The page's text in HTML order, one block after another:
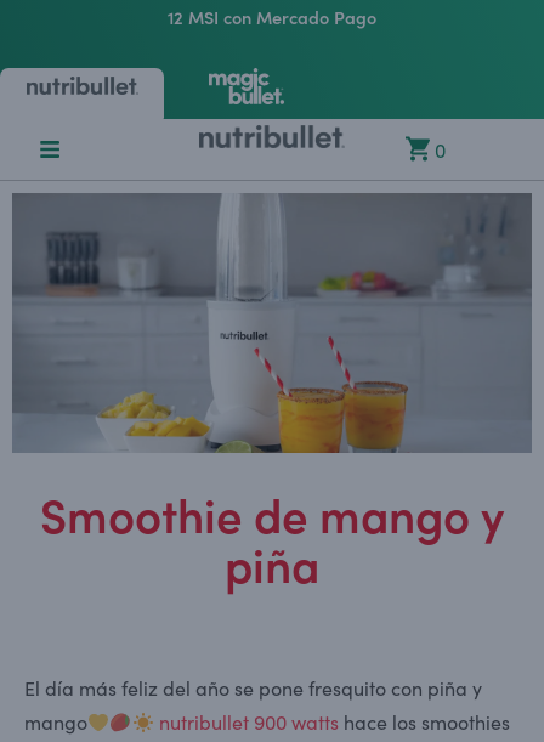
12 MSI con Mercado Pago
0
Smoothie de mango y
piña
El día más feliz del año se pone fresquito con piña y
mango
nutribullet 900 watts hace los smoothies